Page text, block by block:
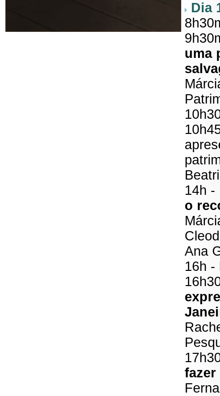
Dia
uma
14h
o
Ana
16h -